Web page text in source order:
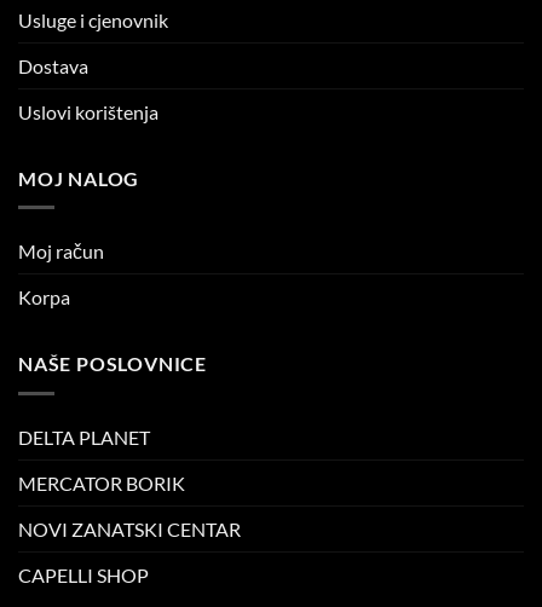
Usluge i cjenovnik
Dostava
Uslovi korištenja
MOJ NALOG
Moj račun
Korpa
NAŠE POSLOVNICE
DELTA PLANET
MERCATOR BORIK
NOVI ZANATSKI CENTAR
CAPELLI SHOP